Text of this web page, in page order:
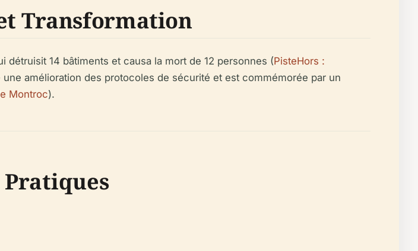
Transformation
14 bâtiments et causa la mort de 12 personnes (PisteHors :
une amélioration des protocoles de sécurité et est commémorée par un
Montroc).